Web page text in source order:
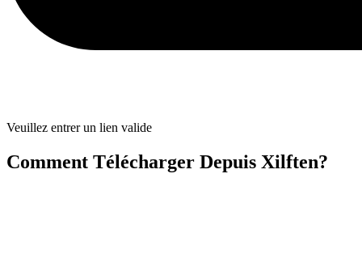
Veuillez entrer un lien valide
Comment Télécharger Depuis Xilften?